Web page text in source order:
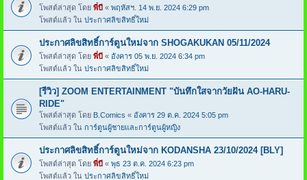
โพสต์ล่าสุด โดย พี่บี « พฤหัสฯ. 14 พ.ย. 2024 6:29 pm
โพสต์แล้ว ใน ประกาศลิขสิทธิ์ใหม่
ประกาศลิขสิทธิ์การ์ตูนใหม่จาก SHOGAKUKAN 05/11/2024
โพสต์ล่าสุด โดย พี่บี « อังคาร 05 พ.ย. 2024 6:34 pm
โพสต์แล้ว ใน ประกาศลิขสิทธิ์ใหม่
[รีวิว] ZOOM ENTERTAINMENT "บันทึกใสจากวัยฝัน AO-HARU-
RIDE"
โพสต์ล่าสุด โดย B.Comics « อังคาร 29 ต.ค. 2024 5:05 pm
โพสต์แล้ว ใน การ์ตูนผู้ชายและการ์ตูนผู้หญิง
ประกาศลิขสิทธิ์การ์ตูนใหม่จาก KODANSHA 23/10/2024 [BLY]
โพสต์ล่าสุด โดย พี่บี « พุธ 23 ต.ค. 2024 6:23 pm
โพสต์แล้ว ใน ประกาศลิขสิทธิ์ใหม่